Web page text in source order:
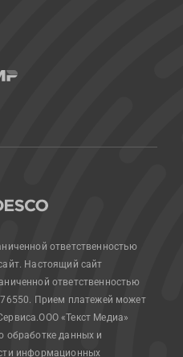
ответственностью
Настоящий сайт
ответственностью
Прием платежей может
ООО «Текст Медиа»
обработке данных и
информационных